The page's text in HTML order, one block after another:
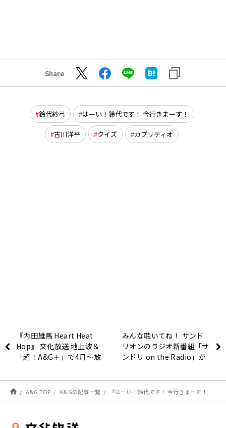
Share
鈴代紗弓 はーい！鈴代です！ 今行きまーす！
古川洋平 クイズ カプリティオ
『内田雄馬 Heart Heat
Hop』 文化放送 地上波＆
「超！A&G＋」で4月～放
みんな聴いてね！ サンド
リオンのラジオ新番組「サ
ンドリ on the Radio」が
A&G TOP A&Gの記事一覧 『はーい！鈴代です！ 今行きまーす！』 3月18日の放送は、ゲストに古川洋平さんが登場！